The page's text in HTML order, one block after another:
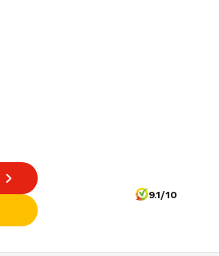
9.1/10